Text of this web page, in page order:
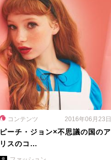
コンテンツ 2016年06月23日
ピーチ・ジョン×不思議の国のア
リスのコ…